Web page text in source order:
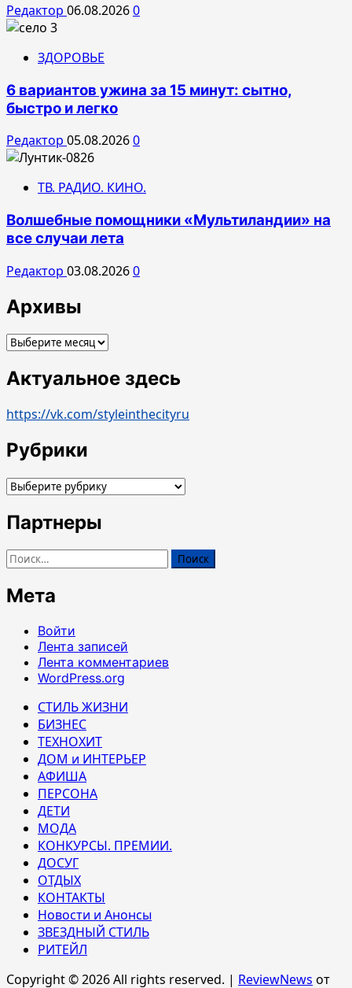
Редактор 06.08.20260
ЗДОРОВЬЕ
6 вариантов ужина за 15 минут: сытно,
быстро и легко
Редактор 05.08.20260
ТВ. РАДИО. КИНО.
Волшебные помощники «Мультиландии» на
все случаи лета
Редактор 03.08.20260
Архивы
Архивы
Актуальное здесь
https://vk.com/styleinthecityru
Рубрики
Рубрики
Партнеры
Найти:
Мета
Войти
Лента записей
Лента комментариев
WordPress.org
СТИЛЬ ЖИЗНИ
БИЗНЕС
ТЕХНОХИТ
ДОМ и ИНТЕРЬЕР
АФИША
ПЕРСОНА
ДЕТИ
МОДА
КОНКУРСЫ. ПРЕМИИ.
ДОСУГ
ОТДЫХ
КОНТАКТЫ
Новости и Анонсы
ЗВЕЗДНЫЙ СТИЛЬ
РИТЕЙЛ
Copyright © 2026 All rights reserved. | ReviewNews от